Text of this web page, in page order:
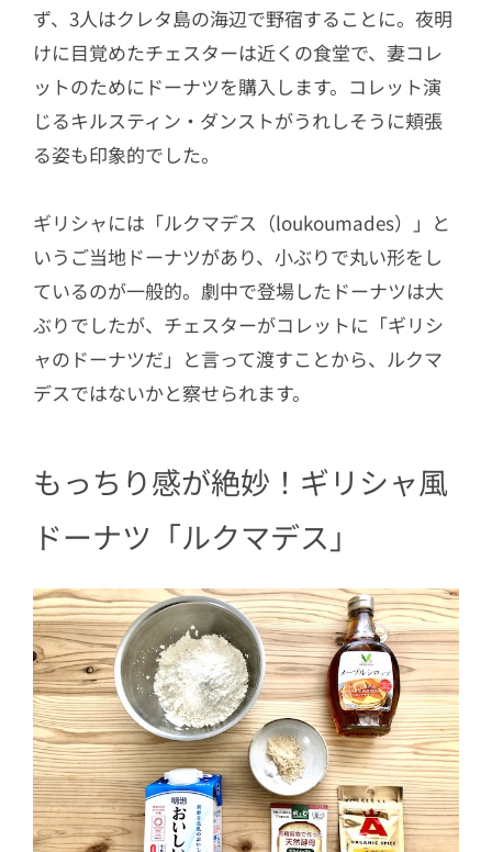
ず、3人はクレタ島の海辺で野宿することに。夜明
けに目覚めたチェスターは近くの食堂で、妻コレ
ットのためにドーナツを購入します。コレット演
じるキルスティン・ダンストがうれしそうに頬張
る姿も印象的でした。
ギリシャには「ルクマデス（loukoumades）」と
いうご当地ドーナツがあり、小ぶりで丸い形をし
ているのが一般的。劇中で登場したドーナツは大
ぶりでしたが、チェスターがコレットに「ギリシ
ャのドーナツだ」と言って渡すことから、ルクマ
デスではないかと察せられます。
もっちり感が絶妙！ギリシャ風
ドーナツ「ルクマデス」